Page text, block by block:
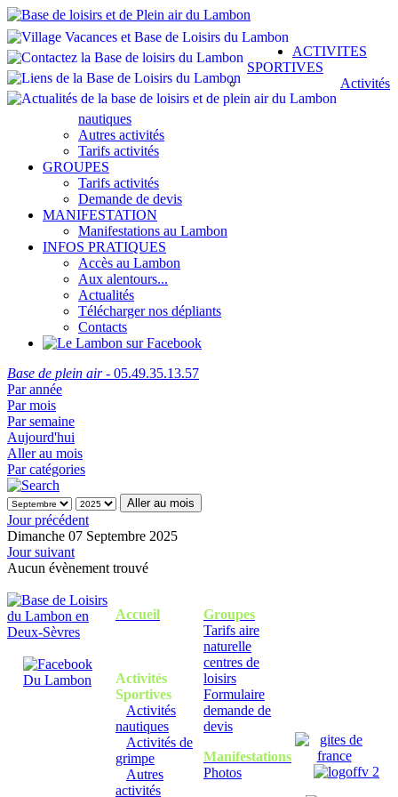
ACTIVITES
SPORTIVES
Activités
nautiques
Autres activités
Tarifs activités
GROUPES
Tarifs activités
Demande de devis
MANIFESTATION
Manifestations au Lambon
INFOS PRATIQUES
Accès au Lambon
Aux alentours...
Actualités
Télécharger nos dépliants
Contacts
Base de plein air- 05.49.35.13.57
Par année
Par mois
Par semaine
Aujourd'hui
Aller au mois
Par catégories
Aller au mois
Jour précédent
Dimanche 07 Septembre 2025
Jour suivant
Aucun évènement trouvé
Accueil
Activités
Sportives
Activités
nautiques
Activités de
grimpe
Autres
activités
Groupes
Tarifs aire
naturelle
centres de
loisirs
Formulaire
demande de
devis
Manifestations
Photos